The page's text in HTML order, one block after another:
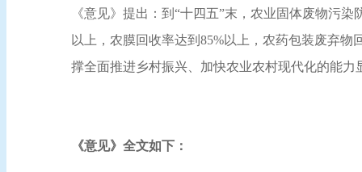
《意见》提出：到“十四五”末，农业固体废物污
以上，农膜回收率达到85%以上，农药包装废弃
撑全面推进乡村振兴、加快农业农村现代化的能力
《意见》全文如下：